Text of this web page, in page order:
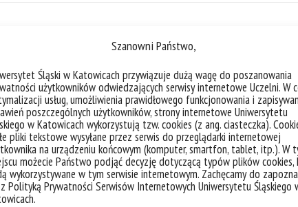
Szanowni Państwo,
Śląski w Katowicach przywiązuje dużą wagę do poszanowania
użytkowników odwiedzających serwisy internetowe Uczelni. W
usług, umożliwienia prawidłowego funkcjonowania i
poszczególnych użytkowników, strony internetowe Uniwersytetu
w Katowicach wykorzystują tzw. cookies (z ang. ciasteczka).
pliki tekstowe wysyłane przez serwis do przeglądarki internetowej
na urządzeniu końcowym (komputer, smartfon, tablet, itp.). W
możecie Państwo podjąć decyzję dotyczącą typów plików cookies,
wykorzystywane w tym serwisie internetowym. Zachęcamy do
Polityką Prywatności Serwisów Internetowych Uniwersytetu Śląskiego
Studenci Szkoły Letniej Vinci w
kategorie:badania
vinci
tagi :nava spinaker summer school